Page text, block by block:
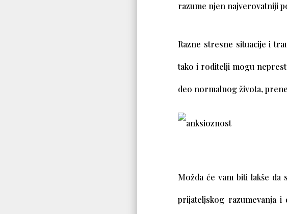
razume njen najverovatniji
Razne stresne situacije i
tako i roditelji mogu
deo normalnog života,
Možda će vam biti lakše
prijateljskog razumevanja